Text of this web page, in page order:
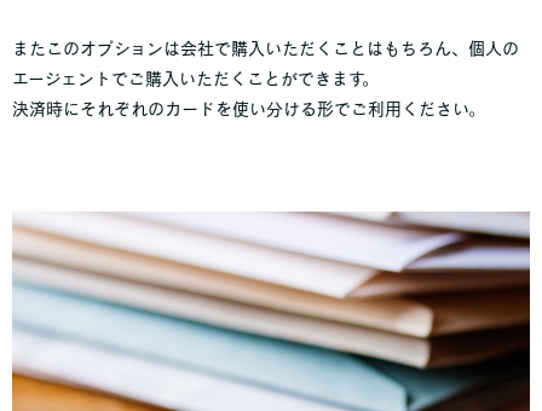
またこのオプションは会社で購入いただくことはもちろん、個人の
エージェントでご購入いただくことができます。
決済時にそれぞれのカードを使い分ける形でご利用ください。